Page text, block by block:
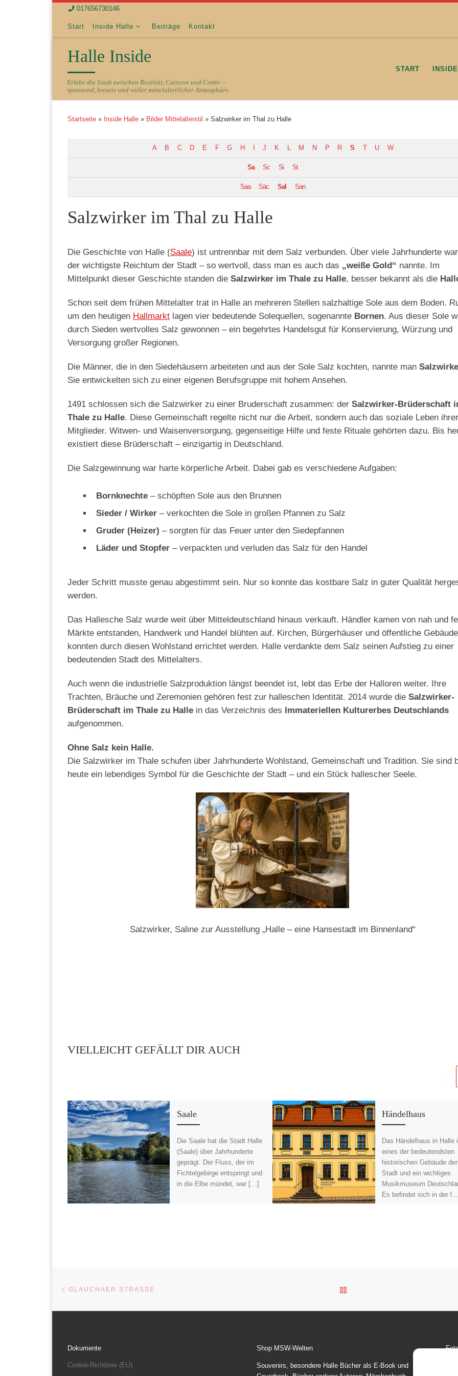
Zum Inhalt springen
017656730146
Start Inside Halle Beiträge Kontakt
Halle Inside
Erlebe die Stadt zwischen Realität, Cartoon und Comic –
spannend, kreativ und voller mittelalterlicher Atmosphäre.
START
Startseite » Inside Halle » Bilder Mittelalterstil » Salzwirker im Thal zu Halle
A B C D E F G H J K L M N P R S U W
Sa Sc Si St
Saa Säc Sal San
Salzwirker im Thal zu Halle
Die Geschichte von Halle (Saale) ist untrennbar mit dem Salz verbunden. Über viele Jahrhunderte
der wichtigste Reichtum der Stadt – so wertvoll, dass man es auch das „weiße Gold“ nannte. Im
Mittelpunkt dieser Geschichte standen die Salzwirker im Thale zu Halle, besser bekannt als die
Schon seit dem frühen Mittelalter trat in Halle an mehreren Stellen salzhaltige Sole aus dem Boden.
um den heutigen Hallmarkt lagen vier bedeutende Solequellen, sogenannte Bornen. Aus dieser Sole
durch Sieden wertvolles Salz gewonnen – ein begehrtes Handelsgut für Konservierung, Würzung und
Versorgung großer Regionen.
Die Männer, die in den Siedehäusern arbeiteten und aus der Sole Salz kochten, nannte man
Sie entwickelten sich zu einer eigenen Berufsgruppe mit hohem Ansehen.
1491 schlossen sich die Salzwirker zu einer Bruderschaft zusammen: der Salzwirker-Brüderschaft
Thale zu Halle. Diese Gemeinschaft regelte nicht nur die Arbeit, sondern auch das soziale Leben ihrer
Mitglieder. Witwen- und Waisenversorgung, gegenseitige Hilfe und feste Rituale gehörten dazu. Bis
existiert diese Brüderschaft – einzigartig in Deutschland.
Die Salzgewinnung war harte körperliche Arbeit. Dabei gab es verschiedene Aufgaben:
Bornknechte – schöpften Sole aus den Brunnen
Sieder / Wirker – verkochten die Sole in großen Pfannen zu Salz
Gruder (Heizer) – sorgten für das Feuer unter den Siedepfannen
Läder und Stopfer – verpackten und verluden das Salz für den Handel
Jeder Schritt musste genau abgestimmt sein. Nur so konnte das kostbare Salz in guter Qualität
werden.
Das Hallesche Salz wurde weit über Mitteldeutschland hinaus verkauft. Händler kamen von nah und
Märkte entstanden, Handwerk und Handel blühten auf. Kirchen, Bürgerhäuser und öffentliche Gebäude
konnten durch diesen Wohlstand errichtet werden. Halle verdankte dem Salz seinen Aufstieg zu einer
bedeutenden Stadt des Mittelalters.
Auch wenn die industrielle Salzproduktion längst beendet ist, lebt das Erbe der Halloren weiter. Ihre
Trachten, Bräuche und Zeremonien gehören fest zur halleschen Identität. 2014 wurde die Salzwirker-
Brüderschaft im Thale zu Halle in das Verzeichnis des
Immateriellen Kulturerbes Deutschlands
aufgenommen.
Ohne Salz kein Halle.
Die Salzwirker im Thale schufen über Jahrhunderte Wohlstand, Gemeinschaft und Tradition. Sie sind
heute ein lebendiges Symbol für die Geschichte der Stadt – und ein Stück hallescher Seele.
Salzwirker, Saline zur Ausstellung „Halle – eine Hansestadt im Binnenland“
VIELLEICHT GEFÄLLT DIR AUCH
Saale
Die Saale hat die Stadt Halle
(Saale) über Jahrhunderte
geprägt. Der Fluss, der im
Fichtelgebirge entspringt und
in die Elbe mündet, war […]
Händelhaus
Das Händelhaus in Halle
eines der bedeutendsten
historischen Gebäude der
Stadt und ein wichtiges
Musikmuseum
Es befindet sich in der
Beitragsnavigation
GLAUCHAER STRASSE
Dokumente
Cookie-Richtlinie (EU)
Shop MSW-Welten
Souvenirs, besondere Halle Bücher als E-Book und